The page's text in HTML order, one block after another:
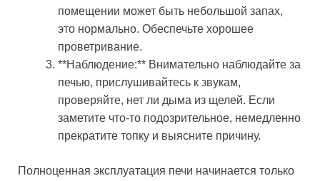
помещении может быть небольшой запах,
это нормально. Обеспечьте хорошее
проветривание.
**Наблюдение:** Внимательно наблюдайте за
печью, прислушивайтесь к звукам,
проверяйте, нет ли дыма из щелей. Если
заметите что-то подозрительное, немедленно
прекратите топку и выясните причину.
Полноценная эксплуатация печи начинается только